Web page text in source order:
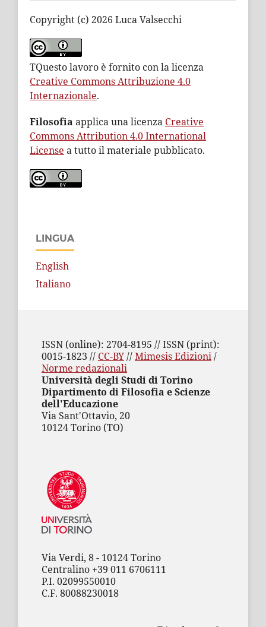
Copyright (c) 2026 Luca Valsecchi
TQuesto lavoro è fornito con la licenza
Creative Commons Attribuzione 4.0
Internazionale.
Filosofia applica una licenza Creative
Commons Attribution 4.0 International
License a tutto il materiale pubblicato.
LINGUA
English
Italiano
ISSN (online): 2704-8195 // ISSN (print):
0015-1823 // CC-BY//Mimesis Edizioni/
Norme redazionali
Università degli Studi di Torino
Dipartimento di Filosofia e Scienze
dell'Educazione
Via Sant'Ottavio, 20
10124 Torino (TO)
Via Verdi, 8 - 10124 Torino
Centralino +39 011 6706111
P.I. 02099550010
C.F. 80088230018